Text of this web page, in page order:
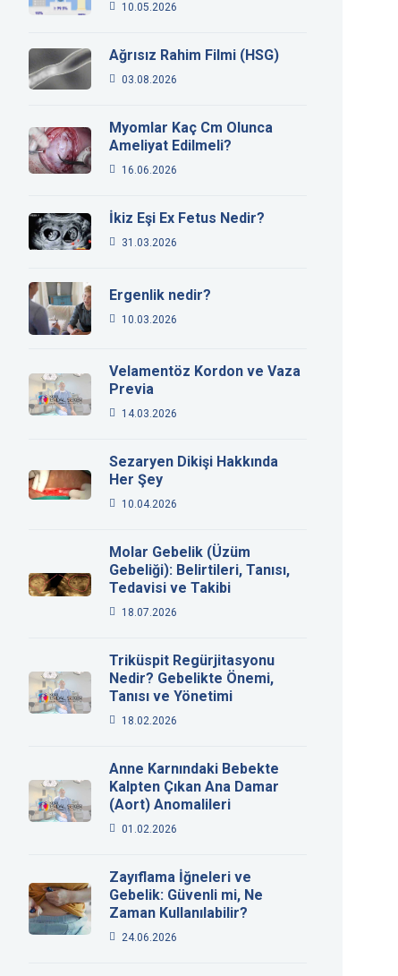
10.05.2026
Ağrısız Rahim Filmi (HSG)
03.08.2026
Myomlar Kaç Cm Olunca
Ameliyat Edilmeli?
16.06.2026
İkiz Eşi Ex Fetus Nedir?
31.03.2026
Ergenlik nedir?
10.03.2026
Velamentöz Kordon ve Vaza
Previa
14.03.2026
Sezaryen Dikişi Hakkında
Her Şey
10.04.2026
Molar Gebelik (Üzüm
Gebeliği): Belirtileri, Tanısı,
Tedavisi ve Takibi
18.07.2026
Triküspit Regürjitasyonu
Nedir? Gebelikte Önemi,
Tanısı ve Yönetimi
18.02.2026
Anne Karnındaki Bebekte
Kalpten Çıkan Ana Damar
(Aort) Anomalileri
01.02.2026
Zayıflama İğneleri ve
Gebelik: Güvenli mi, Ne
Zaman Kullanılabilir?
24.06.2026